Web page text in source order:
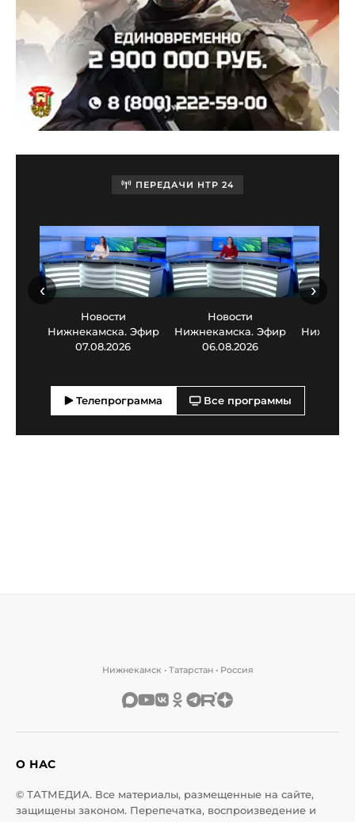
ПЕРЕДАЧИ НТР 24
Новости
Нижнекамска. Эфир
07.08.2026
Новости
Нижнекамска. Эфир
06.08.2026
‹ ›
Телепрограмма Все программы
Нижнекамск • Татарстан • Россия
О НАС
© ТАТМЕДИА. Все материалы, размещенные на сайте,
защищены законом. Перепечатка, воспроизведение и